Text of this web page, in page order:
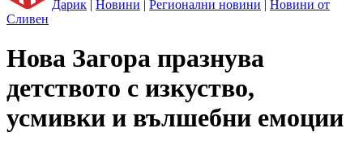
Дарик | Новини | Регионални новини | Новини от
Сливен
Нова Загора празнува
детството с изкуство,
усмивки и вълшебни емоции